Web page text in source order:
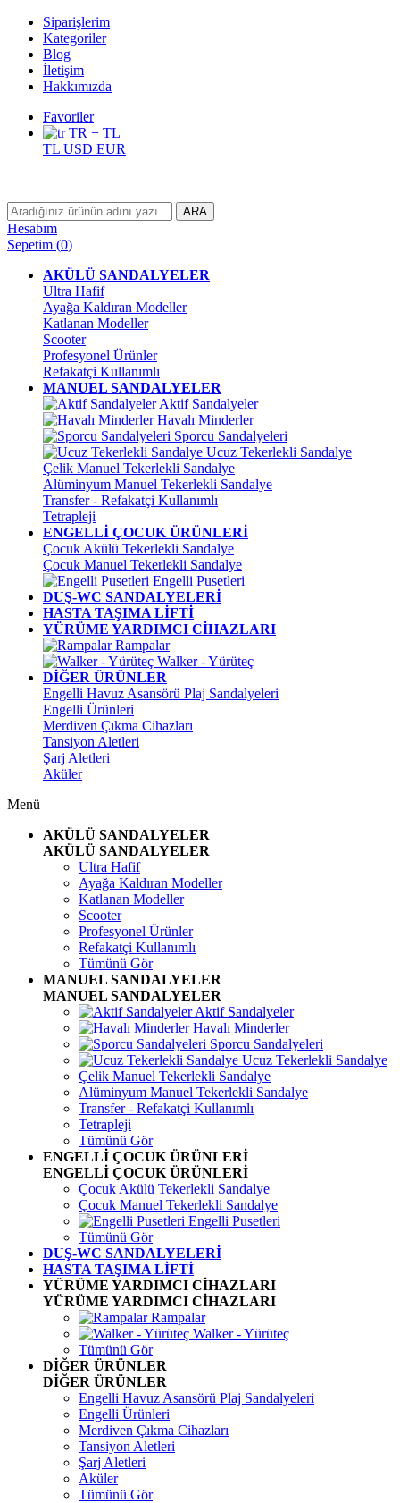
Siparişlerim
Kategoriler
Blog
İletişim
Hakkımızda
Favoriler
TR − TL
TL USD EUR
ARA
Hesabım
Sepetim (0)
AKÜLÜ SANDALYELER
Ultra Hafif
Ayağa Kaldıran Modeller
Katlanan Modeller
Scooter
Profesyonel Ürünler
Refakatçi Kullanımlı
MANUEL SANDALYELER
Aktif Sandalyeler
Havalı Minderler
Sporcu Sandalyeleri
Ucuz Tekerlekli Sandalye
Çelik Manuel Tekerlekli Sandalye
Alüminyum Manuel Tekerlekli Sandalye
Transfer - Refakatçi Kullanımlı
Tetrapleji
ENGELLİ ÇOCUK ÜRÜNLERİ
Çocuk Akülü Tekerlekli Sandalye
Çocuk Manuel Tekerlekli Sandalye
Engelli Pusetleri
DUŞ-WC SANDALYELERİ
HASTA TAŞIMA LİFTİ
YÜRÜME YARDIMCI CİHAZLARI
Rampalar
Walker - Yürüteç
DİĞER ÜRÜNLER
Engelli Havuz Asansörü Plaj Sandalyeleri
Engelli Ürünleri
Merdiven Çıkma Cihazları
Tansiyon Aletleri
Şarj Aletleri
Aküler
Menü
AKÜLÜ SANDALYELER
AKÜLÜ SANDALYELER
Ultra Hafif
Ayağa Kaldıran Modeller
Katlanan Modeller
Scooter
Profesyonel Ürünler
Refakatçi Kullanımlı
Tümünü Gör
MANUEL SANDALYELER
MANUEL SANDALYELER
Aktif Sandalyeler
Havalı Minderler
Sporcu Sandalyeleri
Ucuz Tekerlekli Sandalye
Çelik Manuel Tekerlekli Sandalye
Alüminyum Manuel Tekerlekli Sandalye
Transfer - Refakatçi Kullanımlı
Tetrapleji
Tümünü Gör
ENGELLİ ÇOCUK ÜRÜNLERİ
ENGELLİ ÇOCUK ÜRÜNLERİ
Çocuk Akülü Tekerlekli Sandalye
Çocuk Manuel Tekerlekli Sandalye
Engelli Pusetleri
Tümünü Gör
DUŞ-WC SANDALYELERİ
HASTA TAŞIMA LİFTİ
YÜRÜME YARDIMCI CİHAZLARI
YÜRÜME YARDIMCI CİHAZLARI
Rampalar
Walker - Yürüteç
Tümünü Gör
DİĞER ÜRÜNLER
DİĞER ÜRÜNLER
Engelli Havuz Asansörü Plaj Sandalyeleri
Engelli Ürünleri
Merdiven Çıkma Cihazları
Tansiyon Aletleri
Şarj Aletleri
Aküler
Tümünü Gör